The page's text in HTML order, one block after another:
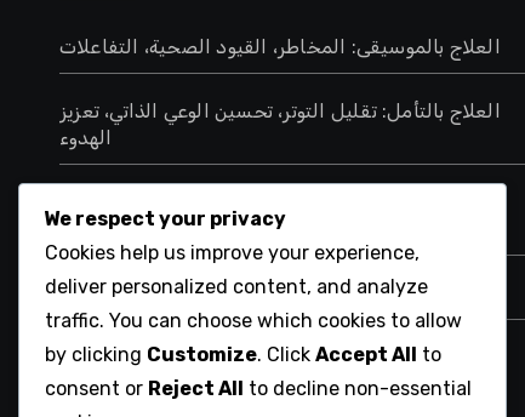
العلاج بالموسيقى: المخاطر، القيود الصحية، التفاعلات
العلاج بالتأمل: تقليل التوتر، تحسين الوعي الذاتي، تعزيز
الهدوء
الدموية، تعزيز الاسترخاء
العلاج بالتغذية: المخاطر، القيود الصحية، التفاعلات
العلاج بالتأمل: المخاطر، القيود الصحية، التفاعلات
We respect your privacy
Cookies help us improve your experience,
deliver personalized content, and analyze
traffic. You can choose which cookies to allow
by clicking Customize. Click Accept All
to
consent or Reject All
to decline non-essential